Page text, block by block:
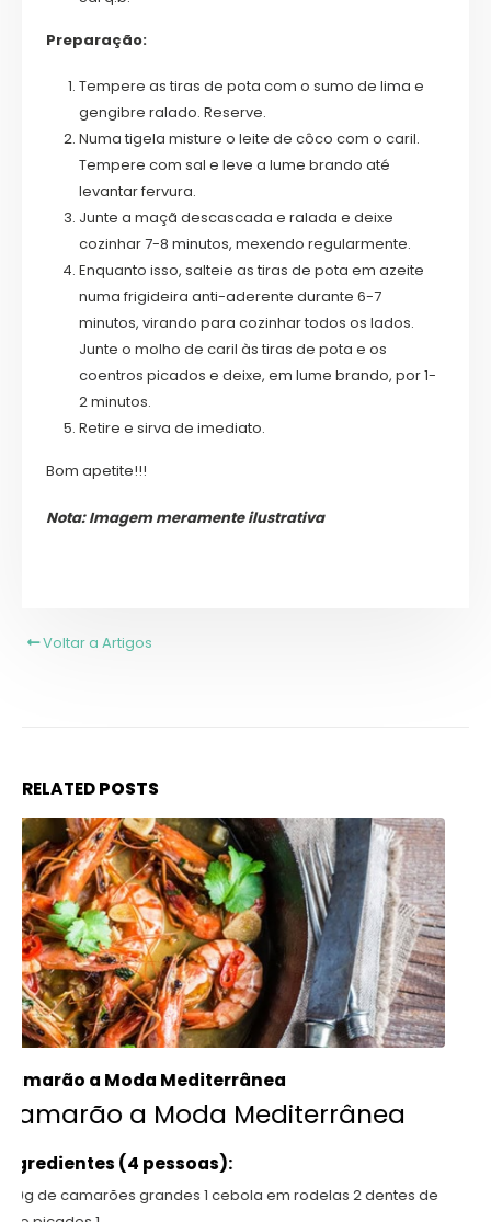
Preparação:
Tempere as tiras de pota com o sumo de lima e
gengibre ralado. Reserve.
Numa tigela misture o leite de côco com o caril.
Tempere com sal e leve a lume brando até
levantar fervura.
Junte a maçã descascada e ralada e deixe
cozinhar 7-8 minutos, mexendo regularmente.
Enquanto isso, salteie as tiras de pota em azeite
numa frigideira anti-aderente durante 6-7
minutos, virando para cozinhar todos os lados.
Junte o molho de caril às tiras de pota e os
coentros picados e deixe, em lume brando, por 1-
2 minutos.
Retire e sirva de imediato.
Bom apetite!!!
Nota: Imagem meramente ilustrativa
Voltar a Artigos
RELATEDPOSTS
Pão de Frigideira
Pão de Frigideira
Ingredientes (1 pessoa)
1 colher de sopa de farinha de amêndoa 1 colher de sopa de